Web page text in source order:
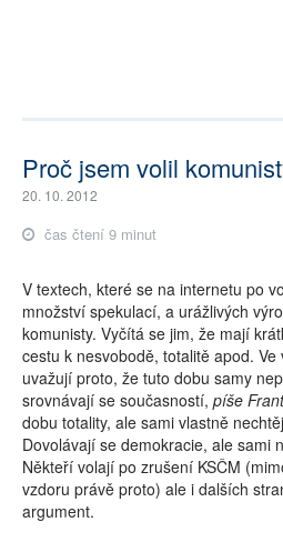
Proč jsem volil
20. 10. 2012
čas čtení 9 minut
V textech, které se na internetu po
množství spekulací, a urážlivých
komunisty. Vyčítá se jim, že mají
cestu k nesvobodě, totalitě apod.
uvažují proto, že tuto dobu samy
srovnávají se současností, píše
dobu totality, ale sami vlastně
Dovolávají se demokracie, ale sami
Někteří volají po zrušení KSČM
vzdoru právě proto) ale i dalších
argument.